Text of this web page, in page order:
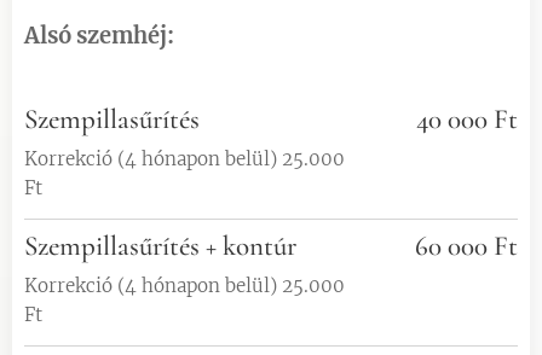
Alsó szemhéj:
Szempillasűrítés
Korrekció (4 hónapon belül) 25.000
Ft
40 000 Ft
Szempillasűrítés + kontúr
Korrekció (4 hónapon belül) 25.000
Ft
60 000 Ft